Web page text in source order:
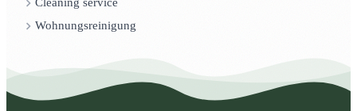
Cleaning service
Wohnungsreinigung